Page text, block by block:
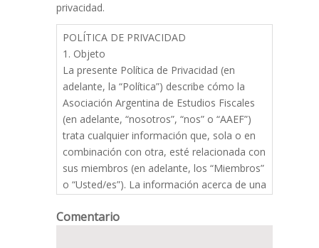
privacidad.
POLÍTICA DE PRIVACIDAD
1. Objeto
La presente Política de Privacidad (en
adelante, la “Política”) describe cómo la
Asociación Argentina de Estudios Fiscales
(en adelante, “nosotros”, “nos” o “AAEF”)
trata cualquier información que, sola o en
combinación con otra, esté relacionada con
sus miembros (en adelante, los “Miembros”
o “Usted/es”). La información acerca de una
considerada un dato personal (en adelante,
Comentario